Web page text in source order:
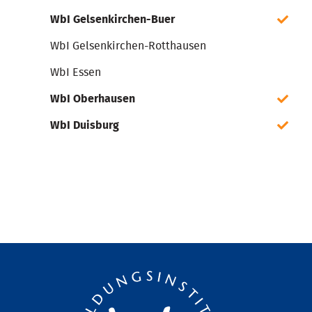
WbI Gelsenkirchen-Buer
WbI Gelsenkirchen-Rotthausen
WbI Essen
WbI Oberhausen
WbI Duisburg